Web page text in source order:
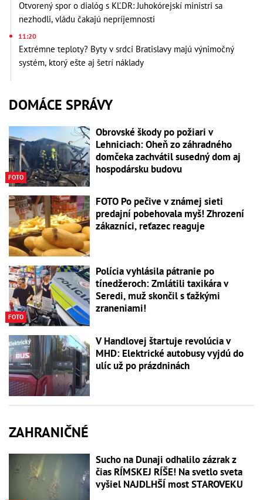
Otvorený spor o dialóg s KĽDR: Juhokórejskí ministri sa
nezhodli, vládu čakajú nepríjemnosti
11:20
Extrémne teploty? Byty v srdci Bratislavy majú výnimočný
systém, ktorý ešte aj šetrí náklady
DOMÁCE SPRÁVY
FOTO
Obrovské škody po požiari v
Lehniciach: Oheň zo záhradného
domčeka zachvátil susedný dom aj
hospodársku budovu
FOTO Po pečive v známej sieti
predajní pobehovala myš! Zhrození
zákazníci, reťazec reaguje
FOTO
Polícia vyhlásila pátranie po
tínedžeroch: Zmlátili taxikára v
Seredi, muž skončil s ťažkými
zraneniami!
V Handlovej štartuje revolúcia v
MHD: Elektrické autobusy vyjdú do
ulíc už po prázdninách
ZAHRANIČNÉ
Sucho na Dunaji odhalilo zázrak z
čias RÍMSKEJ RÍŠE! Na svetlo sveta
vyšiel NAJDLHŠÍ most STAROVEKU